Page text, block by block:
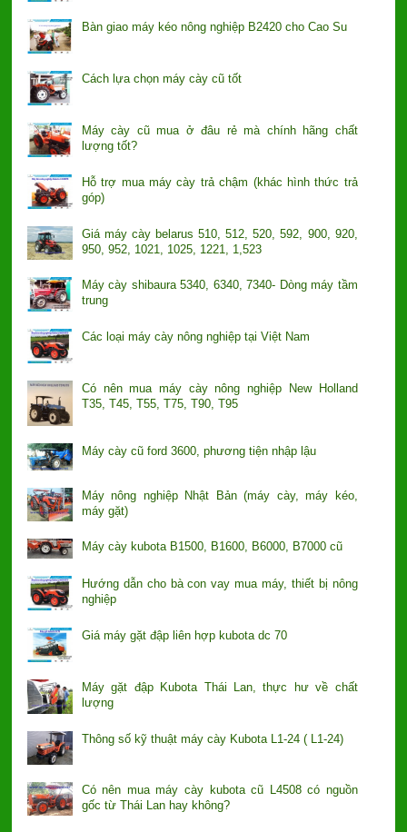
Bàn giao máy kéo nông nghiệp B2420 cho Cao Su
Cách lựa chọn máy cày cũ tốt
Máy cày cũ mua ở đâu rẻ mà chính hãng chất
lượng tốt?
Hỗ trợ mua máy cày trả chậm (khác hình thức trả
góp)
Giá máy cày belarus 510, 512, 520, 592, 900, 920,
950, 952, 1021, 1025, 1221, 1,523
Máy cày shibaura 5340, 6340, 7340- Dòng máy tầm
trung
Các loại máy cày nông nghiệp tại Việt Nam
Có nên mua máy cày nông nghiệp New Holland
T35, T45, T55, T75, T90, T95
Máy cày cũ ford 3600, phương tiện nhập lậu
Máy nông nghiệp Nhật Bản (máy cày, máy kéo,
máy gặt)
Máy cày kubota B1500, B1600, B6000, B7000 cũ
Hướng dẫn cho bà con vay mua máy, thiết bị nông
nghiệp
Giá máy gặt đập liên hợp kubota dc 70
Máy gặt đập Kubota Thái Lan, thực hư về chất
lượng
Thông số kỹ thuật máy cày Kubota L1-24 ( L1-24)
Có nên mua máy cày kubota cũ L4508 có nguồn
gốc từ Thái Lan hay không?